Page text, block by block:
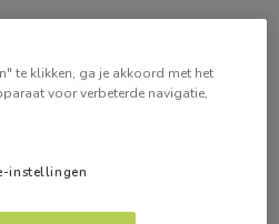
te klikken, ga je akkoord met het
voor verbeterde navigatie,
instellingen